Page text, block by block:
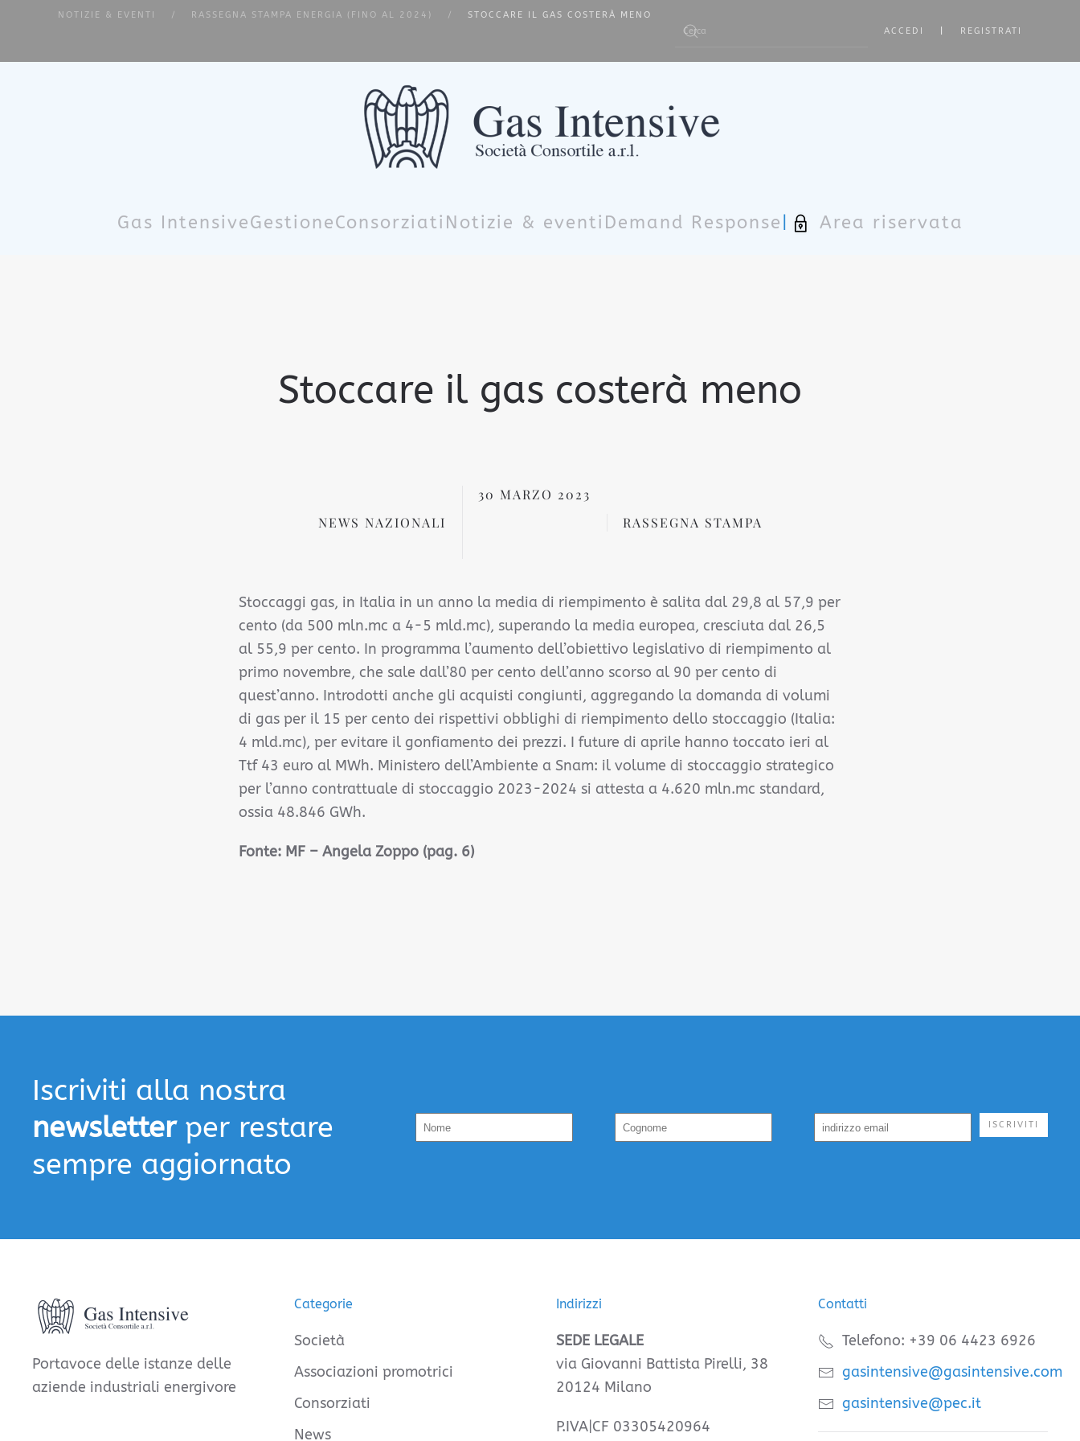
NOTIZIE & EVENTI RASSEGNA STAMPA ENERGIA (FINO AL 2024) STOCCARE IL GAS COSTERÀ MENO
ACCEDI REGISTRATI
Gas IntensiveGestioneConsorziati Notizie & eventi Demand Response Area riservata
Stoccare il gas costerà meno
NEWS NAZIONALI
30 MARZO 2023
RASSEGNA STAMPA
Stoccaggi gas, in Italia in un anno la media di riempimento è salita dal 29,8 al 57,9 per
cento (da 500 mln.mc a 4-5 mld.mc), superando la media europea, cresciuta dal 26,5
al 55,9 per cento. In programma l’aumento dell’obiettivo legislativo di riempimento al
primo novembre, che sale dall’80 per cento dell’anno scorso al 90 per cento di
quest’anno. Introdotti anche gli acquisti congiunti, aggregando la domanda di volumi
di gas per il 15 per cento dei rispettivi obblighi di riempimento dello stoccaggio (Italia:
4 mld.mc), per evitare il gonfiamento dei prezzi. I future di aprile hanno toccato ieri al
Ttf 43 euro al MWh. Ministero dell’Ambiente a Snam: il volume di stoccaggio strategico
per l’anno contrattuale di stoccaggio 2023-2024 si attesta a 4.620 mln.mc standard,
ossia 48.846 GWh.
Fonte: MF – Angela Zoppo (pag. 6)
Iscriviti alla nostra
newsletterper restare
sempre aggiornato
ISCRIVITI
Portavoce delle istanze delle
aziende industriali energivore
Categorie
Società
Associazioni promotrici
Consorziati
News
Indirizzi
SEDE LEGALE
via Giovanni Battista Pirelli, 38
20124 Milano
P.IVA|CF 03305420964
Contatti
Telefono: +39 06 4423 6926
gasintensive@gasintensive.com
gasintensive@pec.it